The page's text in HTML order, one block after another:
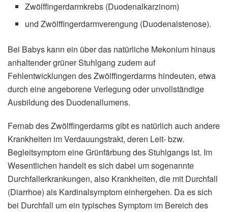
Zwölffingerdarmkrebs (Duodenalkarzinom)
und Zwölffingerdarmverengung (Duodenalstenose).
Bei Babys kann ein über das natürliche Mekonium hinaus
anhaltender grüner Stuhlgang zudem auf
Fehlentwicklungen des Zwölffingerdarms hindeuten, etwa
durch eine angeborene Verlegung oder unvollständige
Ausbildung des Duodenallumens.
Fernab des Zwölffingerdarms gibt es natürlich auch andere
Krankheiten im Verdauungstrakt, deren Leit- bzw.
Begleitsymptom eine Grünfärbung des Stuhlgangs ist. Im
Wesentlichen handelt es sich dabei um sogenannte
Durchfallerkrankungen, also Krankheiten, die mit Durchfall
(Diarrhoe) als Kardinalsymptom einhergehen. Da es sich
bei Durchfall um ein typisches Symptom im Bereich des